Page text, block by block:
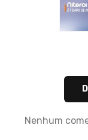
Nenhum